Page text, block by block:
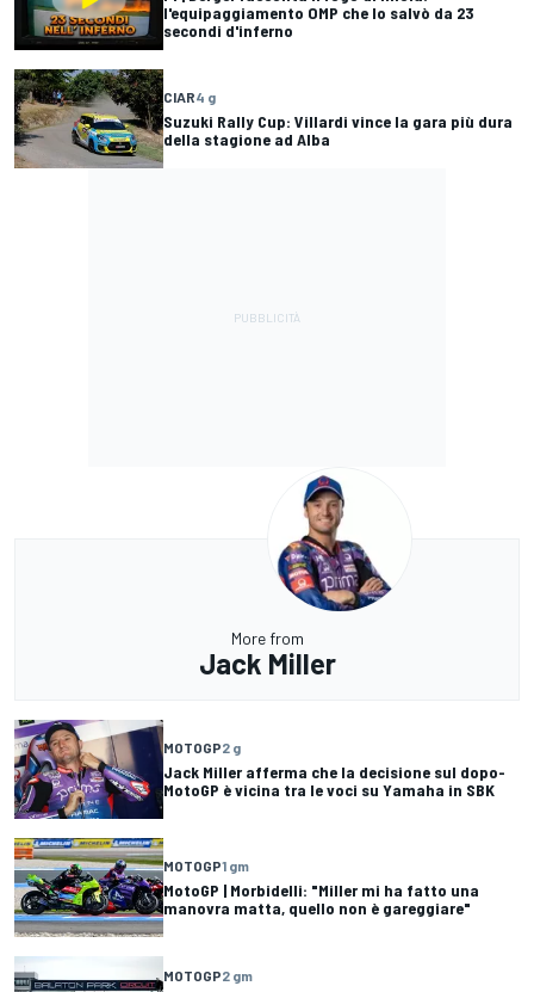
l'equipaggiamento OMP che lo salvò da 23
secondi d'inferno
CIAR4 g
Suzuki Rally Cup: Villardi vince la gara più dura
della stagione ad Alba
More from
Jack Miller
MOTOGP2 g
Jack Miller afferma che la decisione sul dopo-
MotoGP è vicina tra le voci su Yamaha in SBK
MOTOGP1 gm
MotoGP | Morbidelli: "Miller mi ha fatto una
manovra matta, quello non è gareggiare"
MOTOGP2 gm